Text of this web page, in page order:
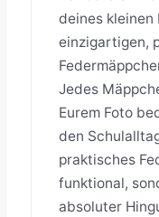
deines kleinen
einzigartigen,
Jedes
Eurem Foto
den
praktisches
funktional,
absoluter